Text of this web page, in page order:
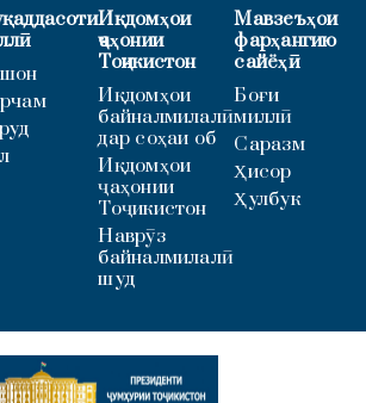
Иқдомҳои
ҷаҳонии
Тоҷикистон
Иқдомҳои
байналмилалӣ
дар соҳаи об
Иқдомҳои
ҷаҳонии
Тоҷикистон
Наврӯз
байналмилалӣ
шуд
Мавзеъҳои
фарҳангию
сайёҳӣ
Боғи
миллӣ
Саразм
Ҳисор
Ҳулбук